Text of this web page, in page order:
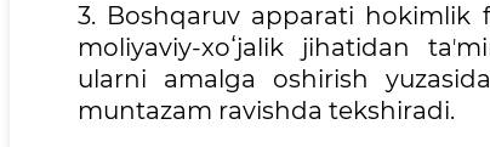
3. Boshqaruv apparati hokimlik
moliyaviy-xoʻjalik jihatidan
ularni amalga oshirish
muntazam ravishda tekshiradi.